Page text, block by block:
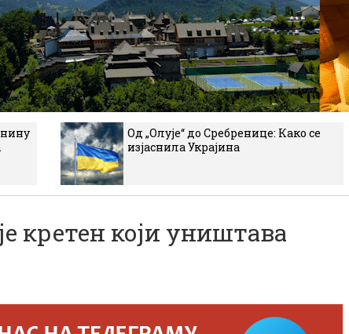
Од „Олује“ до Сребренице: Како се
изјаснила Украјина
кретен који уништава